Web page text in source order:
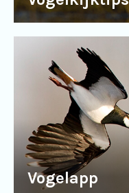
Vogelapp